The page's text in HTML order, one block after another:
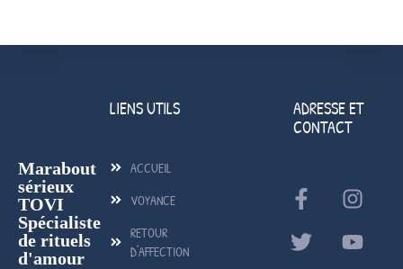
Marabout
sérieux
TOVI
Spécialiste
de rituels
d'amour
LIENS UTILS
ACCUEIL
VOYANCE
RETOUR
D'AFFECTION
ADRESSE ET
CONTACT